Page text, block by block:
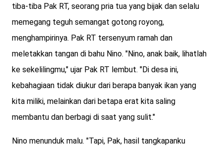
tiba-tiba Pak RT, seorang pria tua yang bijak dan selalu
memegang teguh semangat gotong royong,
menghampirinya. Pak RT tersenyum ramah dan
meletakkan tangan di bahu Nino. "Nino, anak baik, lihatlah
ke sekelilingmu," ujar Pak RT lembut. "Di desa ini,
kebahagiaan tidak diukur dari berapa banyak ikan yang
kita miliki, melainkan dari betapa erat kita saling
membantu dan berbagi di saat yang sulit."
Nino menunduk malu. "Tapi, Pak, hasil tangkapanku